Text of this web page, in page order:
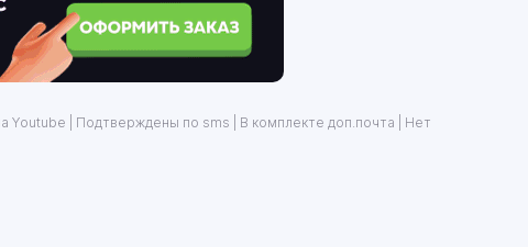
Youtube | Подтверждены по sms | В комплекте доп.почта | Нет